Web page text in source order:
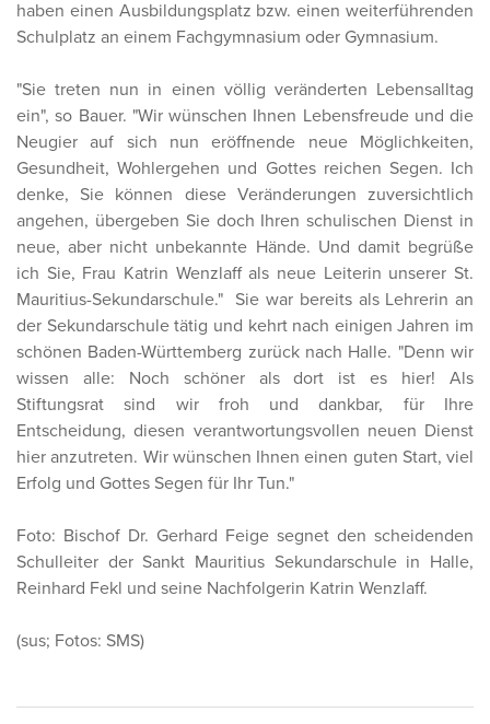
haben einen Ausbildungsplatz bzw. einen weiterführenden
Schulplatz an einem Fachgymnasium oder Gymnasium.
"Sie treten nun in einen völlig veränderten Lebensalltag
ein", so Bauer. "Wir wünschen Ihnen Lebensfreude und die
Neugier auf sich nun eröffnende neue Möglichkeiten,
Gesundheit, Wohlergehen und Gottes reichen Segen. Ich
denke, Sie können diese Veränderungen zuversichtlich
angehen, übergeben Sie doch Ihren schulischen Dienst in
neue, aber nicht unbekannte Hände. Und damit begrüße
ich Sie, Frau Katrin Wenzlaff als neue Leiterin unserer St.
Mauritius-Sekundarschule." Sie war bereits als Lehrerin an
der Sekundarschule tätig und kehrt nach einigen Jahren im
schönen Baden-Württemberg zurück nach Halle. "Denn wir
wissen alle: Noch schöner als dort ist es hier! Als
Stiftungsrat sind wir froh und dankbar, für Ihre
Entscheidung, diesen verantwortungsvollen neuen Dienst
hier anzutreten. Wir wünschen Ihnen einen guten Start, viel
Erfolg und Gottes Segen für Ihr Tun."
Foto: Bischof Dr. Gerhard Feige segnet den scheidenden
Schulleiter der Sankt Mauritius Sekundarschule in Halle,
Reinhard Fekl und seine Nachfolgerin Katrin Wenzlaff.
(sus; Fotos: SMS)